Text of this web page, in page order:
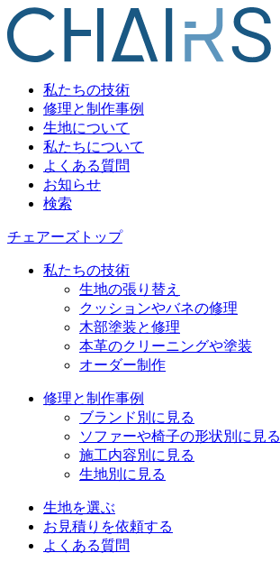
私たちの技術
修理と制作事例
生地について
私たちについて
よくある質問
お知らせ
検索
チェアーズトップ
私たちの技術
生地の張り替え
クッションやバネの修理
木部塗装と修理
本革のクリーニングや塗装
オーダー制作
修理と制作事例
ブランド別に見る
ソファーや椅子の形状別に見る
施工内容別に見る
生地別に見る
生地を選ぶ
お見積りを依頼する
よくある質問